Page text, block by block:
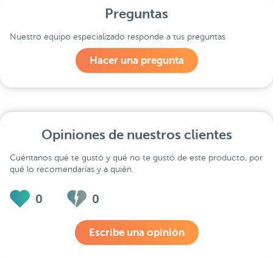
Preguntas
Nuestro equipo especializado responde a tus preguntas
Hacer una pregunta
Opiniones de nuestros clientes
Cuéntanos qué te gustó y qué no te gustó de este producto, por
qué lo recomendarías y a quién.
0 0
Escribe una opinión